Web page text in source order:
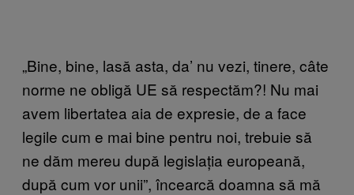
„Bine, bine, lasă asta, da’ nu vezi, tinere, câte
norme ne obligă UE să respectăm?! Nu mai
avem libertatea aia de expresie, de a face
legile cum e mai bine pentru noi, trebuie să
ne dăm mereu după legislația europeană,
după cum vor unii”, încearcă doamna să mă